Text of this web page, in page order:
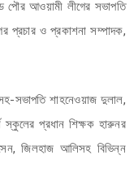
পৌর আওয়ামী লীগের সভাপতি
প্রচার ও প্রকাশনা সম্পাদক,
সভাপতি শাহনেওয়াজ দুলাল,
স্কুলের প্রধান শিক্ষক হারুনর
জিলহাজ আলিসহ বিভিন্ন